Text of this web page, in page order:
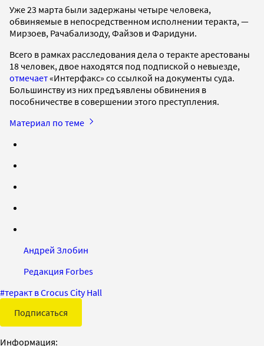
Уже 23 марта были задержаны четыре человека,
обвиняемые в непосредственном исполнении теракта, —
Мирзоев, Рачабализоду, Файзов и Фаридуни.
Всего в рамках расследования дела о теракте арестованы
18 человек, двое находятся под подпиской о невыезде,
отмечает«Интерфакс» со ссылкой на документы суда.
Большинству из них предъявлены обвинения в
пособничестве в совершении этого преступления.
Материал по теме
Андрей Злобин
Редакция Forbes
#теракт в Crocus City Hall
Подписаться
Информация: